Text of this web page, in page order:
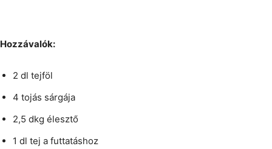
Hozzávalók:
2 dl tejföl
4 tojás sárgája
2,5 dkg élesztő
1 dl tej a futtatáshoz